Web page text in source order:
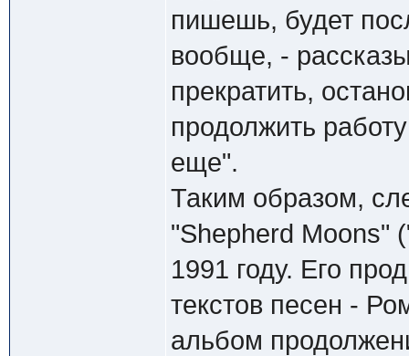
пишешь, будет
вообще, -
прекратить,
продолжить
еще".
Таким образом,
"Shepherd Moons"
1991 году. Его
текстов песен -
альбом